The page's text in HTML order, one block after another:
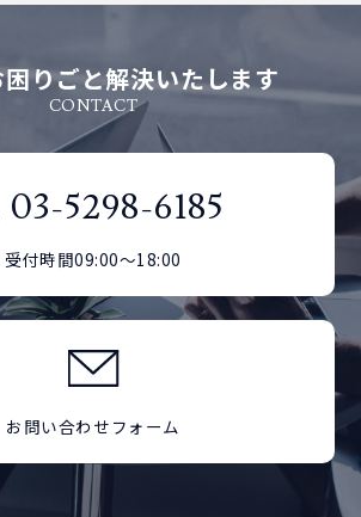
りごと解決いたします
CONTACT
03-5298-6185
受付時間09:00～18:00
お問い合わせフォーム